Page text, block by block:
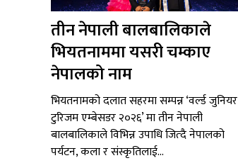
तीन नेपाली बालबालिकाले
भियतनाममा यसरी चम्काए
नेपालको नाम
भियतनामको दलात सहरमा सम्पन्न ‘वर्ल्ड जुनियर
टुरिजम एम्बेसडर २०२६’ मा तीन नेपाली
बालबालिकाले विभिन्न उपाधि जित्दै नेपालको
पर्यटन, कला र संस्कृतिलाई...